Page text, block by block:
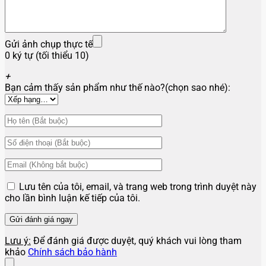
Gửi ảnh chụp thực tế
0 ký tự (tối thiểu 10)
+
Bạn cảm thấy sản phẩm như thế nào?(chọn sao nhé):
Lưu tên của tôi, email, và trang web trong trình duyệt này
cho lần bình luận kế tiếp của tôi.
Lưu ý: Để đánh giá được duyệt, quý khách vui lòng tham
khảo Chính sách bảo hành